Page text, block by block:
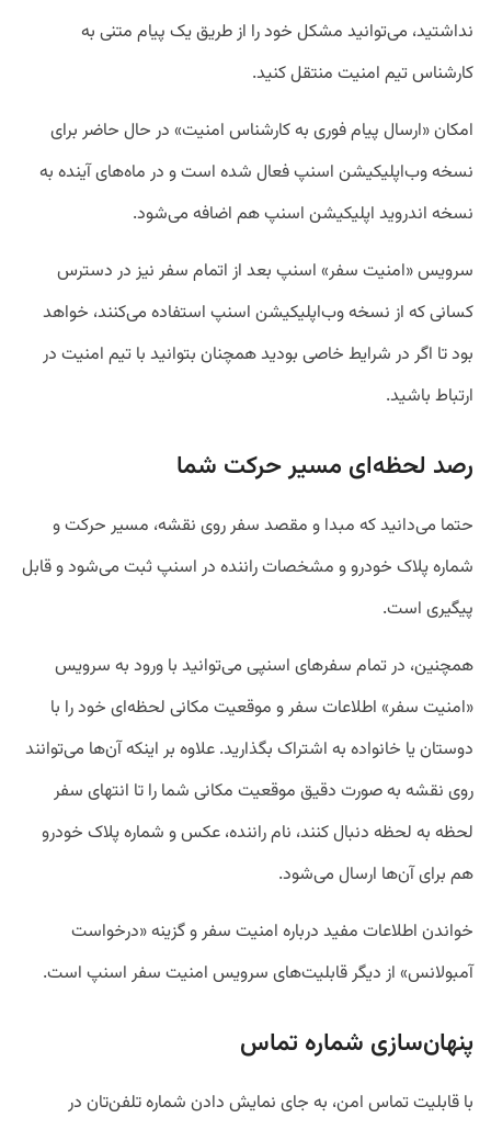
نداشتید، می‌توانید مشکل خود را از طریق یک پیام متنی به
کارشناس تیم امنیت منتقل کنید.
امکان «ارسال پیام فوری به کارشناس امنیت» در حال حاضر برای
نسخه وب‌اپلیکیشن اسنپ فعال شده است و در ماه‌های آینده به
نسخه اندروید اپلیکیشن اسنپ هم اضافه می‌شود.
سرویس «امنیت سفر» اسنپ بعد از اتمام سفر نیز در دسترس
کسانی که از نسخه وب‌اپلیکیشن اسنپ استفاده می‌کنند، خواهد
بود تا اگر در شرایط خاصی بودید همچنان بتوانید با تیم امنیت در
ارتباط باشید.
رصد لحظه‌ای مسیر حرکت شما
حتما می‌دانید که مبدا و مقصد سفر روی نقشه، مسیر حرکت‌ و
شماره پلاک خودرو و مشخصات راننده‌ در اسنپ ثبت می‌شود و قابل
پیگیری است.
همچنین، در تمام سفرهای اسنپی می‌توانید با ورود به سرویس
«امنیت سفر» اطلاعات سفر و موقعیت مکانی لحظه‌ای خود را با
دوستان یا خانواده به اشتراک بگذارید. علاوه بر اینکه آن‌ها می‌توانند
روی نقشه به صورت دقیق موقعیت مکانی شما را تا انتهای سفر
لحظه به لحظه دنبال کنند، نام راننده، عکس و شماره پلاک خودرو
هم برای آن‌ها ارسال می‌شود.
خواندن اطلاعات مفید درباره امنیت سفر و گزینه «درخواست
آمبولانس» از دیگر قابلیت‌های سرویس امنیت سفر اسنپ است.
پنهان‌سازی شماره تماس
با قابلیت تماس امن، به جای نمایش دادن شماره تلفن‌تان در